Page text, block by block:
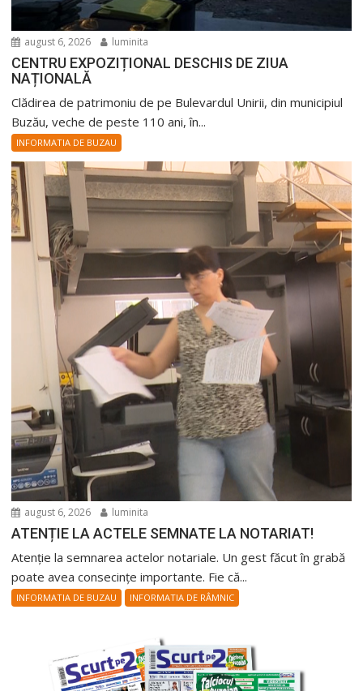
august 6, 2026 luminita
CENTRU EXPOZIȚIONAL DESCHIS DE ZIUA
NAȚIONALĂ
Clădirea de patrimoniu de pe Bulevardul Unirii, din municipiul
Buzău, veche de peste 110 ani, în...
INFORMATIA DE BUZAU
august 6, 2026 luminita
ATENȚIE LA ACTELE SEMNATE LA NOTARIAT!
Atenție la semnarea actelor notariale. Un gest făcut în grabă
poate avea consecințe importante. Fie că...
INFORMATIA DE BUZAU INFORMATIA DE RÂMNIC